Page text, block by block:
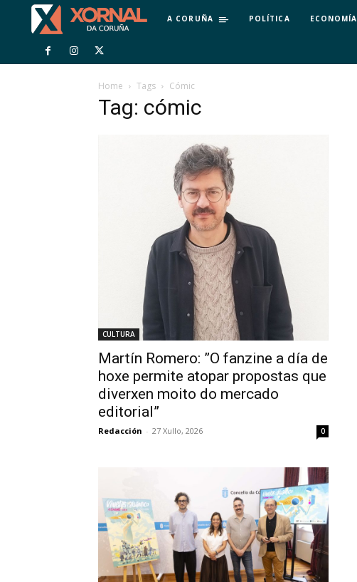
A CORUÑA POLÍTICA ECONOMÍA
Home Tags Cómic
Tag: cómic
CULTURA
Martín Romero: ”O fanzine a día de
hoxe permite atopar propostas que
diverxen moito do mercado
editorial”
Redacción - 27 Xullo, 2026 0